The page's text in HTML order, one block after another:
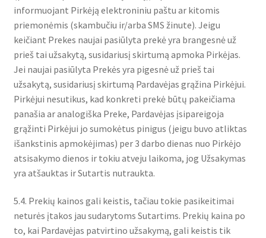
informuojant Pirkėją elektroniniu paštu ar kitomis
priemonėmis (skambučiu ir/arba SMS žinute). Jeigu
keičiant Prekes naujai pasiūlyta prekė yra brangesnė už
prieš tai užsakytą, susidariusį skirtumą apmoka Pirkėjas.
Jei naujai pasiūlyta Prekės yra pigesnė už prieš tai
užsakytą, susidariusį skirtumą Pardavėjas grąžina Pirkėjui.
Pirkėjui nesutikus, kad konkreti prekė būtų pakeičiama
panašia ar analogiška Preke, Pardavėjas įsipareigoja
grąžinti Pirkėjui jo sumokėtus pinigus (jeigu buvo atliktas
išankstinis apmokėjimas) per 3 darbo dienas nuo Pirkėjo
atsisakymo dienos ir tokiu atveju laikoma, jog Užsakymas
yra atšauktas ir Sutartis nutraukta.
5.4. Prekių kainos gali keistis, tačiau tokie pasikeitimai
neturės įtakos jau sudarytoms Sutartims. Prekių kaina po
to, kai Pardavėjas patvirtino užsakymą, gali keistis tik